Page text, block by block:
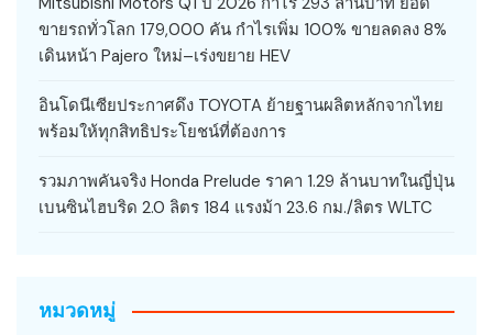
ขายรถทั่วโลก 179,000 คัน กำไรเพิ่ม 100% ขายลดลง 8%
เดินหน้า Pajero ใหม่–เร่งขยาย HEV
อินโดนีเซียประกาศดึง TOYOTA ย้ายฐานผลิตหลักจากไทย
พร้อมให้ทุกสิทธิประโยชน์ที่ต้องการ
รวมภาพคันจริง Honda Prelude ราคา 1.29 ล้านบาทในญี่ปุ่น
เบนซินไฮบริด 2.0 ลิตร 184 แรงม้า 23.6 กม./ลิตร WLTC
หมวดหมู่